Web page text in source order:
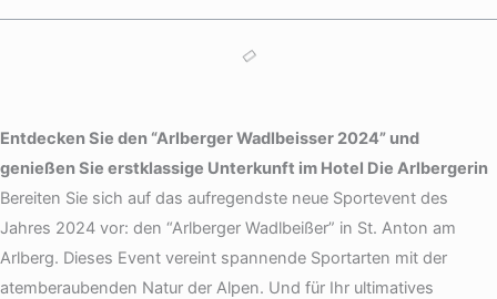
o
t
a
m
i
d
i
n
t
o
k
o
u
t
u
b
e
Entdecken Sie den “Arlberger Wadlbeisser 2024” und
genießen Sie erstklassige Unterkunft im Hotel Die Arlbergerin
Bereiten Sie sich auf das aufregendste neue Sportevent des
Jahres 2024 vor: den “Arlberger Wadlbeißer” in St. Anton am
Arlberg. Dieses Event vereint spannende Sportarten mit der
atemberaubenden Natur der Alpen. Und für Ihr ultimatives